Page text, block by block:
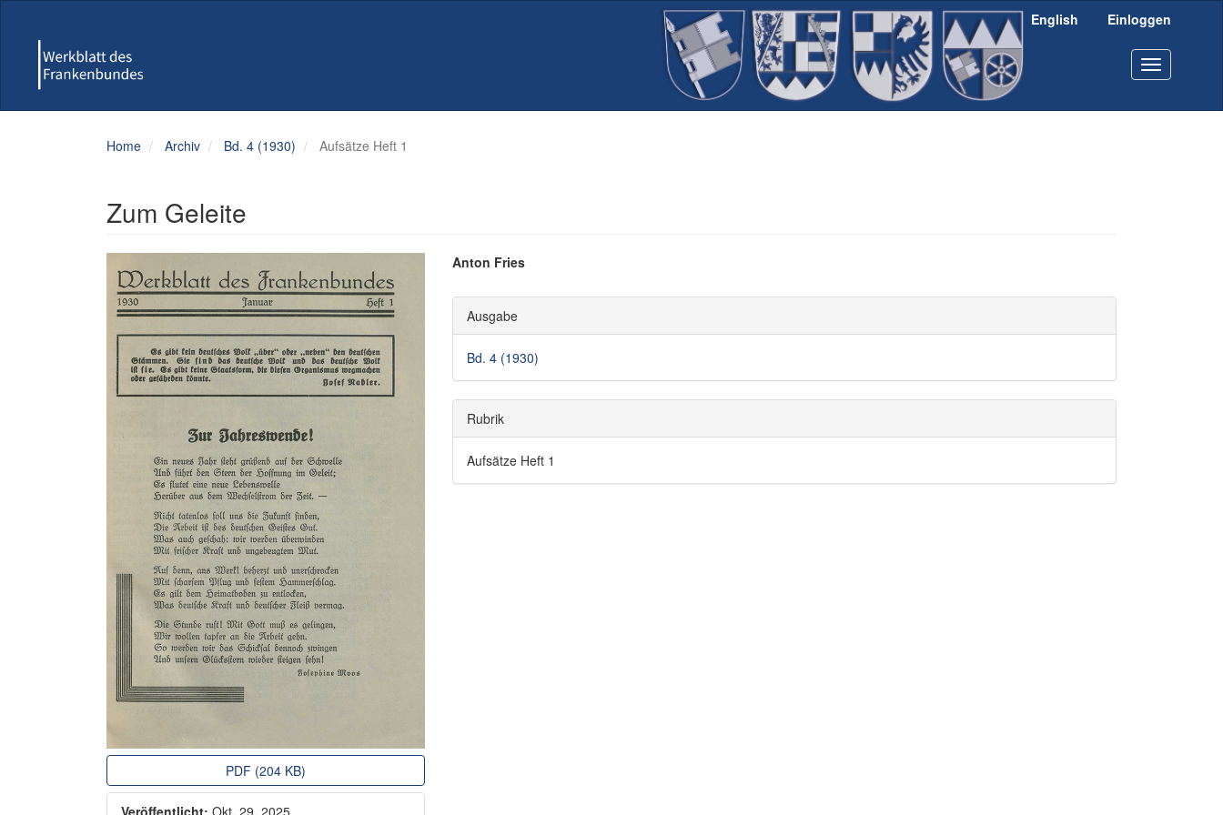
Sidebar
English Einloggen
Toggle
navigation
Home Archiv Bd. 4 (1930) Aufsätze Heft 1
Zum Geleite
Artikel-
Sidebar
PDF (204 KB)
Hauptsächlicher
Anton Fries
Artikel-
Details
Ausgabe
Bd. 4 (1930)
Rubrik
Aufsätze Heft 1